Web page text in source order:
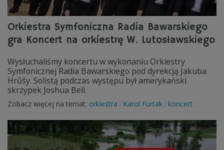
Orkiestra Symfoniczna Radia Bawarskiego
gra Koncert na orkiestrę W. Lutosławskiego
Wysłuchaliśmy koncertu w wykonaniu Orkiestry
Symfonicznej Radia Bawarskiego pod dyrekcją Jakuba
Hrůšy. Solistą podczas występu był amerykański
skrzypek Joshua Bell.
Zobacz więcej na temat: orkiestra Karol Furtak koncert